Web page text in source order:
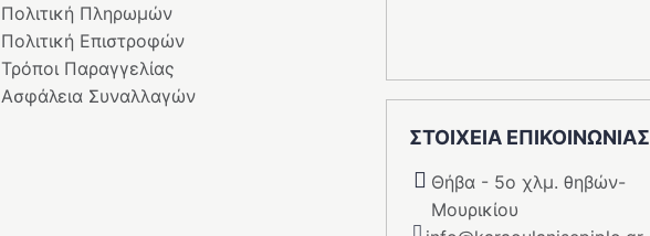
Πολιτική Πληρωμών
Πολιτική Επιστροφών
Τρόποι Παραγγελίας
Ασφάλεια Συναλλαγών
ΣΤΟΙΧΕΙΑ ΕΠΙΚΟΙΝΩΝΙΑΣ
Θήβα - 5o χλμ. θηβών-
Μουρικίου